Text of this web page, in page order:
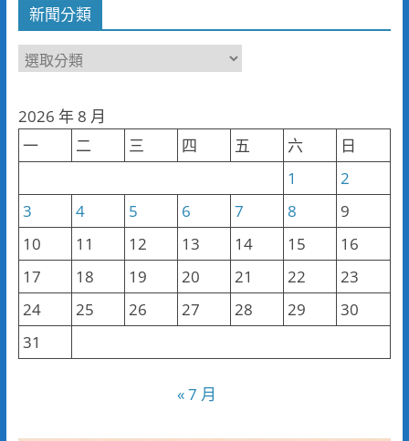
新聞分類
新
類
2026 年 8 月
一
二 三 四 五 六
日
1
2
3
4 5 6 7 8
9
10
11 12 13 14 15
16
17
18 19 20 21 22
23
24
25 26 27 28 29
30
31
« 7 月